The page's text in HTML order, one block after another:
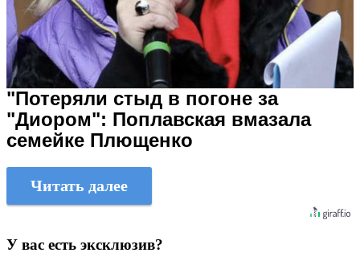
"Потеряли стыд в погоне за
"Диором": Поплавская вмазала
семейке Плющенко
Читать далее
У вас есть эксклюзив?